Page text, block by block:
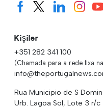
Kişiler
+351 282 341 100
(Chamada para a rede fixa
Rua Municipio de S
Urb. Lagoa Sol, Lote 3 r/c